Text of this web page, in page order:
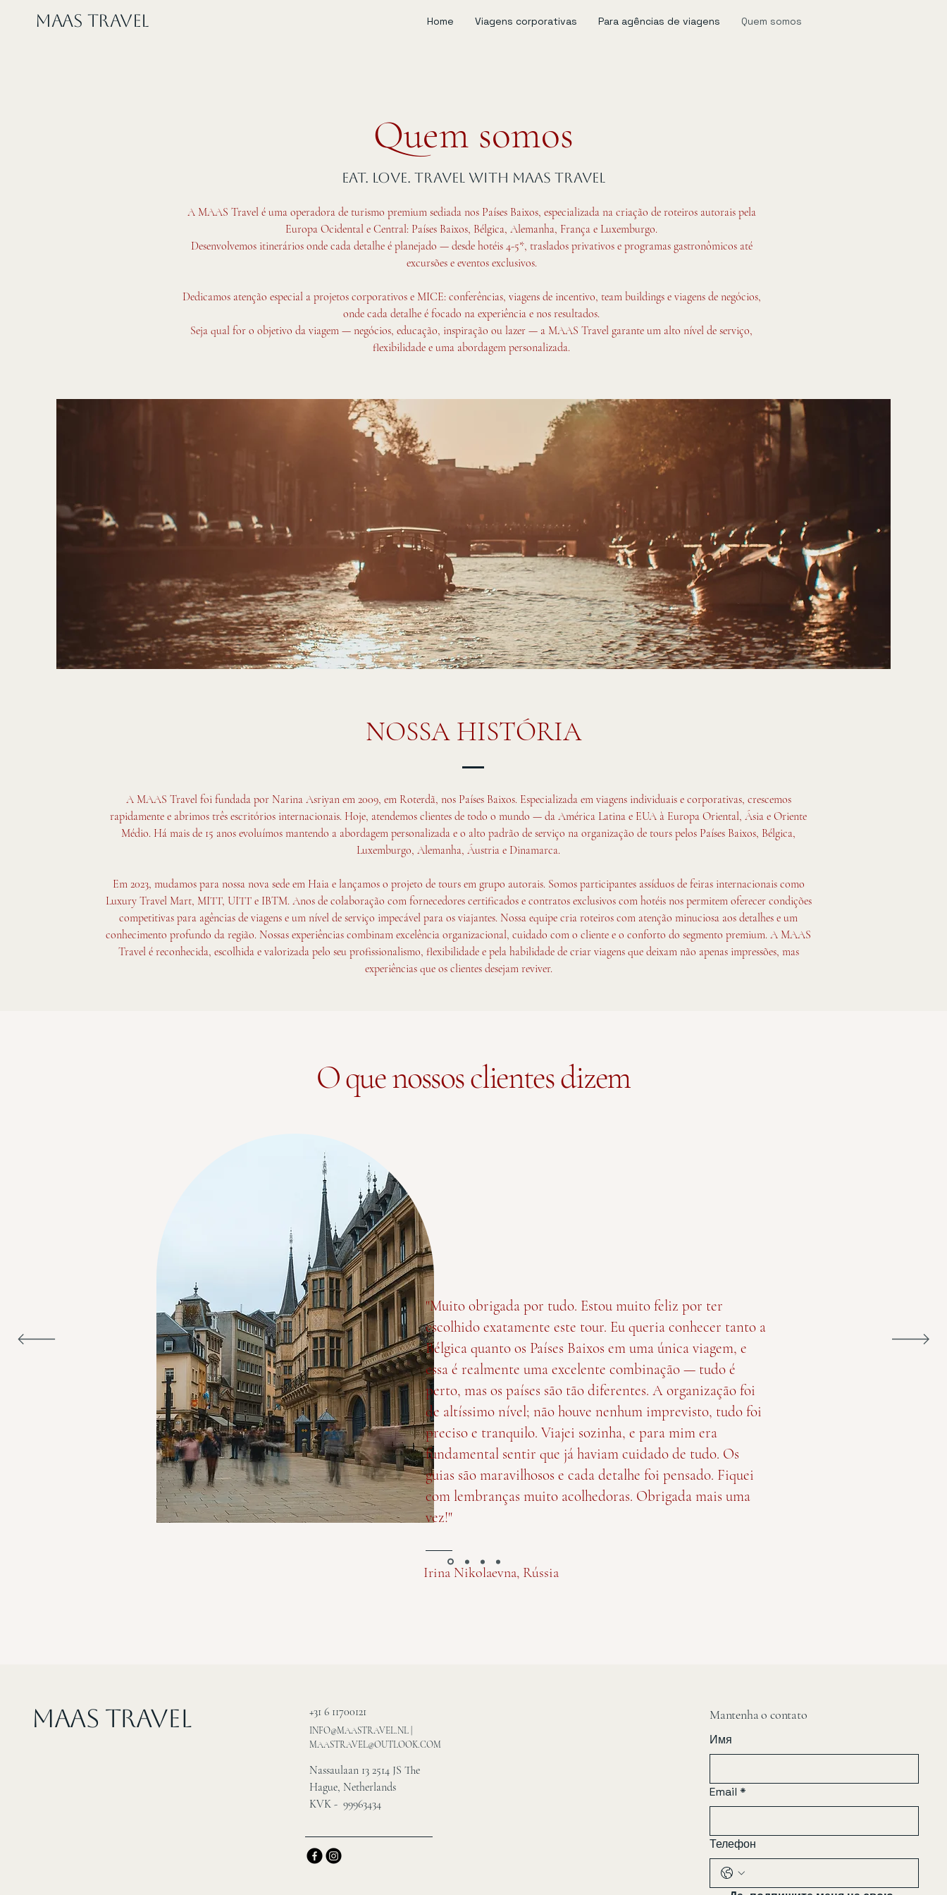
MAAS Travel Home Viagens corporativas Para agências de viagens Quem somos
Quem somos
EAT. LOVE. TRAVEL WITH MAAS TRAVEL
A MAAS Travel é uma operadora de turismo premium sediada nos Países Baixos, especializada na criação de roteiros autorais pela
Europa Ocidental e Central: Países Baixos, Bélgica, Alemanha, França e Luxemburgo.
Desenvolvemos itinerários onde cada detalhe é planejado — desde hotéis 4-5*, traslados privativos e programas gastronômicos até
excursões e eventos exclusivos.
Dedicamos atenção especial a projetos corporativos e MICE: conferências, viagens de incentivo, team buildings e viagens de negócios,
onde cada detalhe é focado na experiência e nos resultados.
Seja qual for o objetivo da viagem — negócios, educação, inspiração ou lazer — a MAAS Travel garante um alto nível de serviço,
flexibilidade e uma abordagem personalizada.
NOSSA HISTÓRIA
A MAAS Travel foi fundada por Narina Asriyan em 2009, em Roterdã, nos Países Baixos. Especializada em viagens individuais e corporativas, crescemos
rapidamente e abrimos três escritórios internacionais. Hoje, atendemos clientes de todo o mundo — da América Latina e EUA à Europa Oriental, Ásia e Oriente
Médio. Há mais de 15 anos evoluímos mantendo a abordagem personalizada e o alto padrão de serviço na organização de tours pelos Países Baixos, Bélgica,
Luxemburgo, Alemanha, Áustria e Dinamarca.
Em 2023, mudamos para nossa nova sede em Haia e lançamos o projeto de tours em grupo autorais. Somos participantes assíduos de feiras internacionais como
Luxury Travel Mart, MITT, UITT e IBTM. Anos de colaboração com fornecedores certificados e contratos exclusivos com hotéis nos permitem oferecer condições
competitivas para agências de viagens e um nível de serviço impecável para os viajantes. Nossa equipe cria roteiros com atenção minuciosa aos detalhes e um
conhecimento profundo da região. Nossas experiências combinam excelência organizacional, cuidado com o cliente e o conforto do segmento premium. A MAAS
Travel é reconhecida, escolhida e valorizada pelo seu profissionalismo, flexibilidade e pela habilidade de criar viagens que deixam não apenas impressões, mas
experiências que os clientes desejam reviver.
O que nossos clientes dizem
"Muito obrigada por tudo. Estou muito feliz por ter
escolhido exatamente este tour. Eu queria conhecer tanto a
Bélgica quanto os Países Baixos em uma única viagem, e
essa é realmente uma excelente combinação — tudo é
perto, mas os países são tão diferentes. A organização foi
de altíssimo nível; não houve nenhum imprevisto, tudo foi
preciso e tranquilo. Viajei sozinha, e para mim era
fundamental sentir que já haviam cuidado de tudo. Os
guias são maravilhosos e cada detalhe foi pensado. Fiquei
com lembranças muito acolhedoras. Obrigada mais uma
vez!"
Irina Nikolaevna, Rússia
MAAS Travel +31 6 11700121
INFO@MAASTRAVEL.NL
MAASTRAVEL@OUTLOOK.COM
Nassaulaan 13 2514 JS The
Hague, Netherlands
KVK - 99963434
Mantenha o contato
Имя
Email *
Телефон